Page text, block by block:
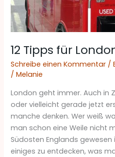
12 Tipps für
Schreibe einen Kommentar /
/Melanie
London geht immer. Auch in
oder vielleicht gerade jetzt
manche denken. Wer weiß
man schon eine Weile nicht
Südosten Englands
einiges zu entdecken, was